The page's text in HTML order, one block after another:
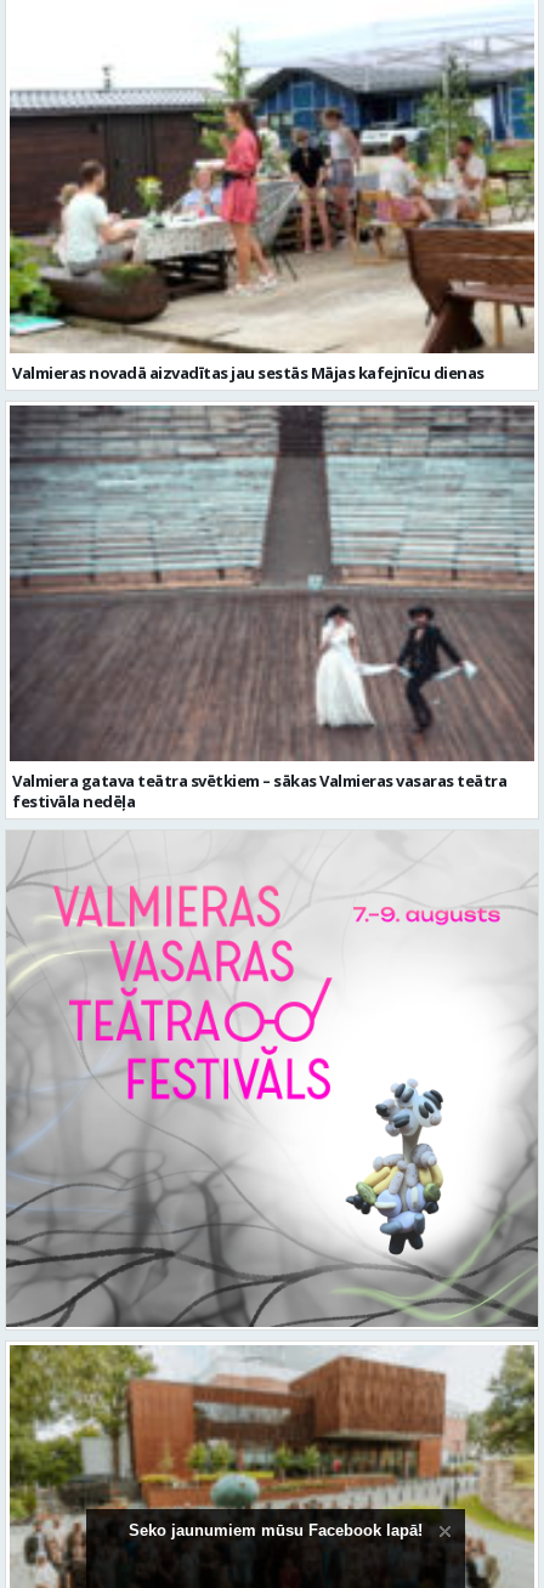
Valmieras novadā aizvadītas jau sestās Mājas kafejnīcu dienas
Valmiera gatava teātra svētkiem – sākas Valmieras vasaras teātra
festivāla nedēļa
Seko jaunumiem mūsu Facebook lapā!